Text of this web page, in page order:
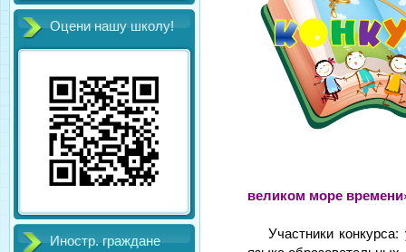
Оцени нашу школу!
Иностр. граждане
великом море
Участники